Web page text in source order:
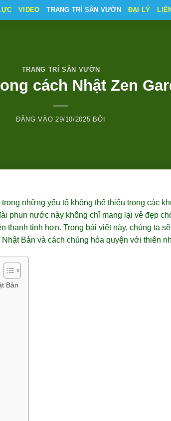
VIDEO TRANG TRÍ SÂN VƯỜN ĐẠI LÝ
TRANG TRÍ SÂN VƯỜN
cách Nhật Zen
ĐĂNG VÀO 29/10/2025 BỞI
những yếu tố không thể thiếu trong các
phun nước này không chỉ mang lại vẻ đẹp
thanh tịnh hơn. Trong bài viết này, chúng ta
Bản và cách chúng hòa quyện với thiên
Bản